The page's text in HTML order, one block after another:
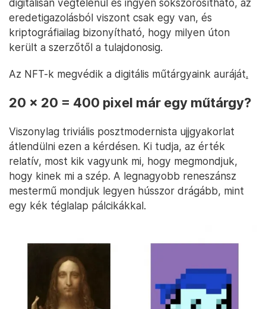
eredetigazolásból viszont csak egy van, és
kriptográfiailag bizonyítható, hogy milyen úton
került a szerzőtől a tulajdonosig.
Az NFT-k megvédik a digitális műtárgyaink auráját.
20 x 20 = 400 pixel már egy műtárgy?
Viszonylag triviális posztmodernista ujjgyakorlat
átlendülni ezen a kérdésen. Ki tudja, az érték
relatív, most kik vagyunk mi, hogy megmondjuk,
hogy kinek mi a szép. A legnagyobb reneszánsz
mestermű mondjuk legyen hússzor drágább, mint
egy kék téglalap pálcikákkal.